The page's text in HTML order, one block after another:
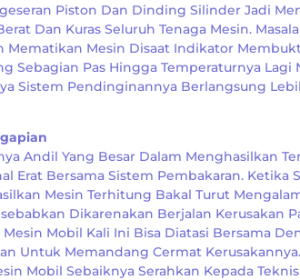
Piston Dan Dinding Silinder Jadi
Dan Kuras Seluruh Tenaga Mesin.
Mesin Disaat Indikator
Sebagian Pas Hingga Temperaturnya
Sistem Pendinginannya Berlangsung
Andil Yang Besar Dalam Menghasilkan
Erat Bersama Sistem Pembakaran.
Mesin Terhitung Bakal Turut
Dikarenakan Berjalan Kerusakan
Mobil Kali Ini Bisa Diatasi Bersama
Untuk Memandang Cermat
Mobil Sebaiknya Serahkan Kepada